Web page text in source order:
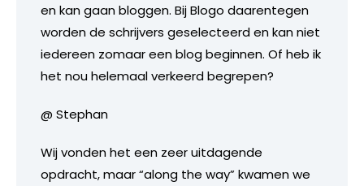
en kan gaan bloggen. Bij Blogo daarentegen
worden de schrijvers geselecteerd en kan niet
iedereen zomaar een blog beginnen. Of heb ik
het nou helemaal verkeerd begrepen?
@ Stephan
Wij vonden het een zeer uitdagende
opdracht, maar “along the way” kwamen we